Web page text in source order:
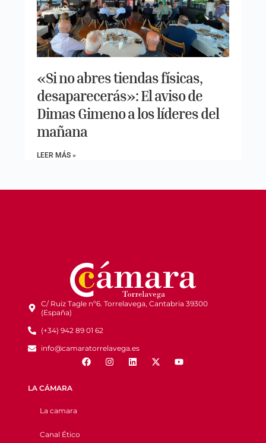
«Si no abres tiendas físicas,
desaparecerás»: El aviso de
Dimas Gimeno a los líderes del
mañana
LEER MÁS »
C/ Ruiz Tagle nº6. Torrelavega, Cantabria 39300
(España)
(+34) 942 89 01 62
info@camaratorrelavega.es
LA CÁMARA
La camara
Canal Ético